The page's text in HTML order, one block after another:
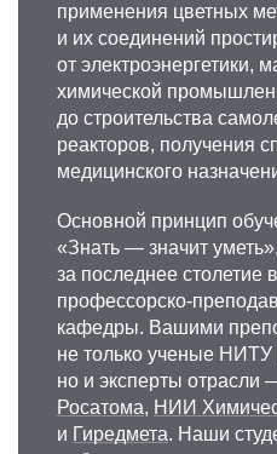
применения цветных
и их соединений
от электроэнергетики,
химической
до строительства
реакторов, получения
медицинского
Основной принцип
«Знать — значит
за последнее
профессорско-
кафедры. Вашими
не только ученые
но и эксперты отрасли
Росатома, НИИ
и Гиредмета. Наши